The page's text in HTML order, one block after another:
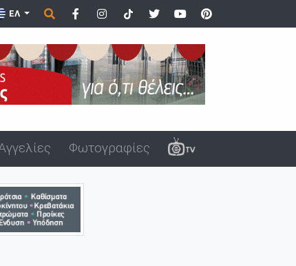
ΕΛ
Φωτογραφίες